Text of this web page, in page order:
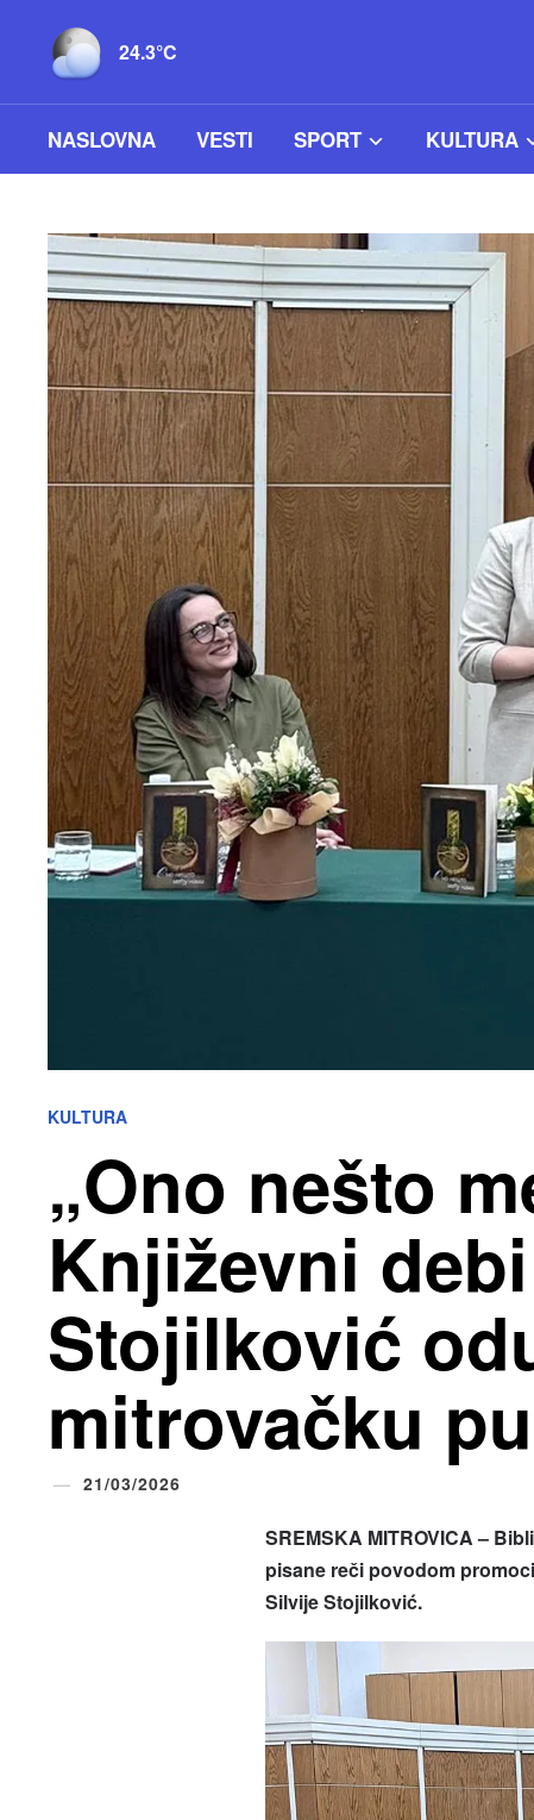
24.3°C
NASLOVNA VESTI SPORT KULTURA
KULTURA
„Ono nešto
Književni
Stojilković
mitrovačku
21/03/2026
SREMSKA MITROVICA –
pisane reči povodom
Silvije Stojilković.